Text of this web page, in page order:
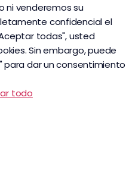
ni venderemos su
confidencial el
todas", usted
Sin embargo, puede
para dar un consentimiento
todo